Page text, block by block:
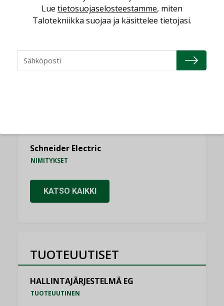
NIMITYKSET
Consti
NIMITYKSET
Schneider Electric
NIMITYKSET
KATSO KAIKKI
TUOTEUUTISET
HALLINTAJÄRJESTELMÄ EG
TUOTEUUTINEN
Lue tietosuojaselosteestamme, miten
Talotekniikka suojaa ja käsittelee tietojasi.